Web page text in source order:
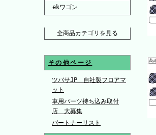
ekワゴン
全商品カテゴリを見る
その他ページ
ツバサJP 自社製フロアマ
ット
車用パーツ持ち込み取付
店 大募集
パートナーリスト